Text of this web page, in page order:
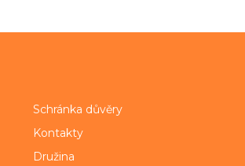
Schránka důvěry
Kontakty
Družina